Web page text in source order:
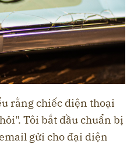
rằng chiếc điện thoại
Tôi bắt đầu chuẩn bị
gửi cho đại diện